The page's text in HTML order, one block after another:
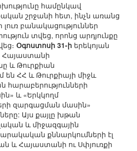
համընկավ
շրջանի հետ, ինչն առանց
լուռ բանակացություններ
տվեց, որոնց արդյունքը
Օգոստոսի 31-ի երեկոյան
Հայաստանի
և Թուրքիան
ՀՀ և Թուրքիայի միջև
և «Երկկողմ
զարգացման մասին»
Այս քայլը խթան
և միջազգային
քննարկումների էլ
և Հայաստանի ու Սփյուռքի